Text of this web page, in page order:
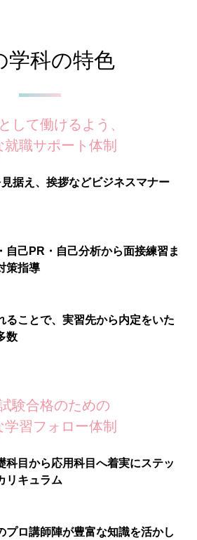
学科の特色
して働けるよう、
就職サポート体制
据え、挨拶などビジネスマナー
自己PR・自己分析から面接練習ま
策指導
ることで、実習先から内定をいた
数
験合格のための
学習フォロー体制
科目から応用科目へ着実にステッ
リキュラム
プロ講師陣が豊富な知識を活かし